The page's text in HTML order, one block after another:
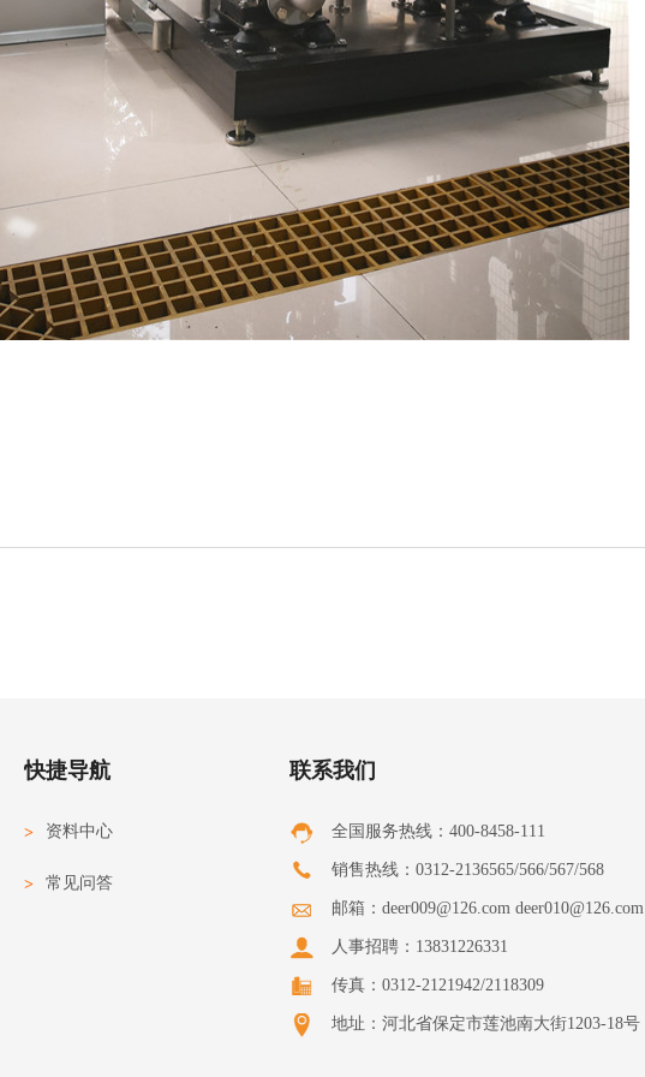
快捷导航
> 资料中心
> 常见问答
联系我们
全国服务热线：400-8458-111
销售热线：0312-2136565/566/567/568
邮箱：deer009@126.com deer010@126.com
人事招聘：13831226331
传真：0312-2121942/2118309
地址：河北省保定市莲池南大街1203-18号